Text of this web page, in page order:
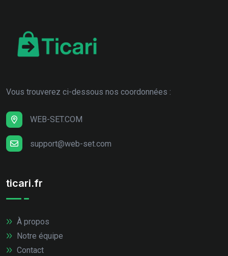
Vous trouverez ci-dessous nos coordonnées :
WEB-SET.COM
support@web-set.com
ticari.fr
À propos
Notre équipe
Contact